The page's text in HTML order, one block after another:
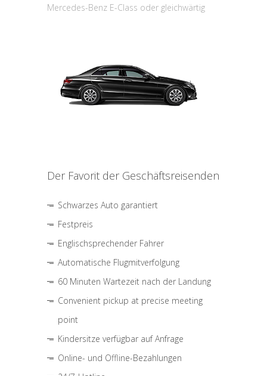
Mercedes-Benz E-Class oder gleichwärtig
Der Favorit der Geschäftsreisenden
Schwarzes Auto garantiert
Festpreis
Englischsprechender Fahrer
Automatische Flugmitverfolgung
60 Minuten Wartezeit nach der Landung
Convenient pickup at precise meeting
point
Kindersitze verfügbar auf Anfrage
Online- und Offline-Bezahlungen